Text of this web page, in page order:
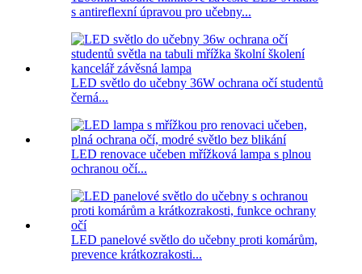
s antireflexní úpravou pro učebny...
LED světlo do učebny 36W ochrana očí studentů
černá...
LED renovace učeben mřížková lampa s plnou
ochranou očí...
LED panelové světlo do učebny proti komárům,
prevence krátkozrakosti...